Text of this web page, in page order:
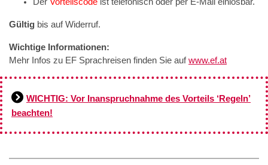
Gültig bis auf Widerruf.
Wichtige Informationen:
Mehr Infos zu EF Sprachreisen finden Sie aufwww.ef.at
WICHTIG: Vor Inanspruchnahme des Vorteils ‘Regeln’
beachten!